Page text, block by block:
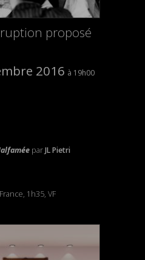
proposé
2016
19h00
parJL Pietri
1h35, VF